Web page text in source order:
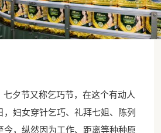
节又称乞巧节，在这个有动人
妇女穿针乞巧、礼拜七姐、陈列
今，纵然因为工作、距离等种种原